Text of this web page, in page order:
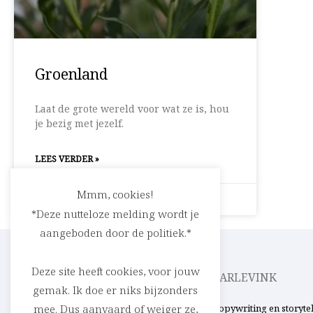
Groenland
Laat de grote wereld voor wat ze is, hou
je bezig met jezelf.
LEES VERDER »
5 augustus 2025 Geen reacties
CEDRIC RASKIN
Verhalen in woord en beeld. Uit ’t Stad,
PARLEVINK
Copywriting en
Mmm, cookies!
*Deze nutteloze melding wordt je
aangeboden door de politiek.*
Deze site heeft cookies, voor jouw
gemak. Ik doe er niks bijzonders